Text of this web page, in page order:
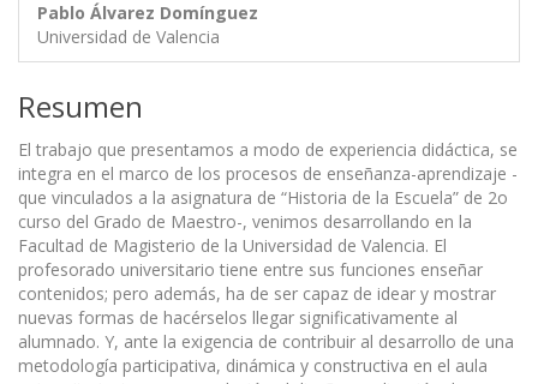
Pablo Álvarez Domínguez
Universidad de Valencia
Resumen
El trabajo que presentamos a modo de experiencia didáctica, se
integra en el marco de los procesos de enseñanza-aprendizaje -
que vinculados a la asignatura de “Historia de la Escuela” de 2o
curso del Grado de Maestro-, venimos desarrollando en la
Facultad de Magisterio de la Universidad de Valencia. El
profesorado universitario tiene entre sus funciones enseñar
contenidos; pero además, ha de ser capaz de idear y mostrar
nuevas formas de hacérselos llegar significativamente al
alumnado. Y, ante la exigencia de contribuir al desarrollo de una
metodología participativa, dinámica y constructiva en el aula